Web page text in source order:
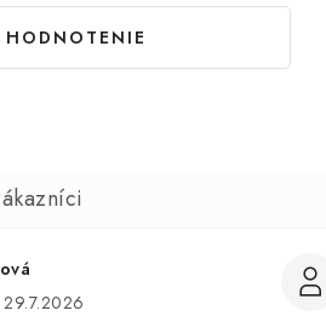
HODNOTENIE
29.7.2026